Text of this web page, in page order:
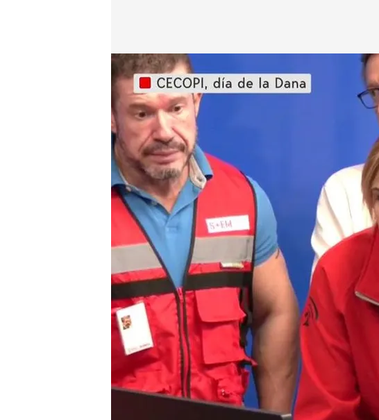
Una imagen de Salomé Prada en los vídeos hablando del barranco
Redacción digital Noticias Cuatro
31 OCT 2025 - 20:53h.
Los nuevos vídeos entregados a la
Mazón
Maribel Vilaplana tendrá que
dimisión de Mazón sigue en el foco
Compartir
Son los nuevos vídeos entregados a
el día de la DANA muestra a la
una conversación con técnicos del 112
preocupación por la situación de los
exresponsable de Emergencias llega